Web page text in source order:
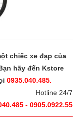
chiếc xe đạp của
hãy đến Kstore
0935.040.485.
Hotline 24/7
- 0905.0922.55